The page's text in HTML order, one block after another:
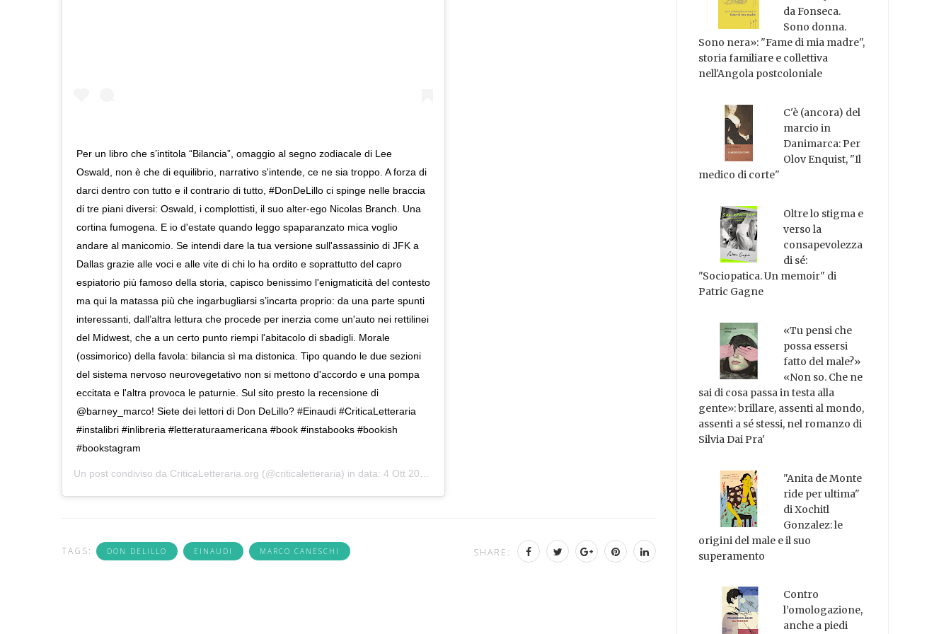
Per un libro che s’intitola “Bilancia”, omaggio al segno zodiacale di Lee
Oswald, non è che di equilibrio, narrativo s'intende, ce ne sia troppo. A forza di
darci dentro con tutto e il contrario di tutto, #DonDeLillo ci spinge nelle braccia
di tre piani diversi: Oswald, i complottisti, il suo alter-ego Nicolas Branch. Una
cortina fumogena. E io d'estate quando leggo spaparanzato mica voglio
andare al manicomio. Se intendi dare la tua versione sull'assassinio di JFK a
Dallas grazie alle voci e alle vite di chi lo ha ordito e soprattutto del capro
espiatorio più famoso della storia, capisco benissimo l'enigmaticità del contesto
ma qui la matassa più che ingarbugliarsi s’incarta proprio: da una parte spunti
interessanti, dall’altra lettura che procede per inerzia come un'auto nei rettilinei
del Midwest, che a un certo punto riempi l'abitacolo di sbadigli. Morale
(ossimorico) della favola: bilancia sì ma distonica. Tipo quando le due sezioni
del sistema nervoso neurovegetativo non si mettono d'accordo e una pompa
eccitata e l'altra provoca le paturnie. Sul sito presto la recensione di
@barney_marco! Siete dei lettori di Don DeLillo? #Einaudi #CriticaLetteraria
#instalibri #inlibreria #letteraturaamericana #book #instabooks #bookish
#bookstagram
Un post condiviso da CriticaLetteraria.org (@criticaletteraria) in data: 4 Ott 2019 alle ore 11:21 PDT
TAGS: DON DELILLO EINAUDI MARCO CANESCHI SHARE:
da Fonseca.
Sono donna.
Sono nera»: "Fame di mia madre",
storia familiare e collettiva
nell'Angola postcoloniale
C'è (ancora) del
marcio in
Danimarca: Per
Olov Enquist, "Il
medico di corte"
Oltre lo stigma e
verso la
consapevolezza
di sé:
"Sociopatica. Un memoir" di
Patric Gagne
«Tu pensi che
possa essersi
fatto del male?»
«Non so. Che ne
sai di cosa passa in testa alla
gente»: brillare, assenti al mondo,
assenti a sé stessi, nel romanzo di
Silvia Dai Pra'
"Anita de Monte
ride per ultima"
di Xochitl
Gonzalez: le
origini del male e il suo
superamento
Contro
l’omologazione,
anche a piedi